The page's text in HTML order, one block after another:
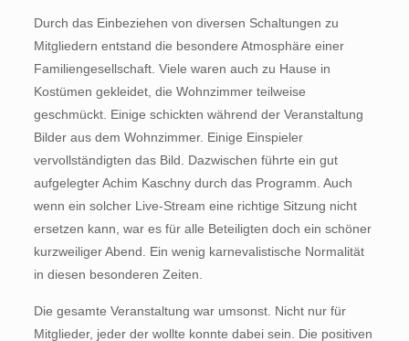
Durch das Einbeziehen von diversen Schaltungen zu
Mitgliedern entstand die besondere Atmosphäre einer
Familiengesellschaft. Viele waren auch zu Hause in
Kostümen gekleidet, die Wohnzimmer teilweise
geschmückt. Einige schickten während der Veranstaltung
Bilder aus dem Wohnzimmer. Einige Einspieler
vervollständigten das Bild. Dazwischen führte ein gut
aufgelegter Achim Kaschny durch das Programm. Auch
wenn ein solcher Live-Stream eine richtige Sitzung nicht
ersetzen kann, war es für alle Beteiligten doch ein schöner
kurzweiliger Abend. Ein wenig karnevalistische Normalität
in diesen besonderen Zeiten.
Die gesamte Veranstaltung war umsonst. Nicht nur für
Mitglieder, jeder der wollte konnte dabei sein. Die positiven